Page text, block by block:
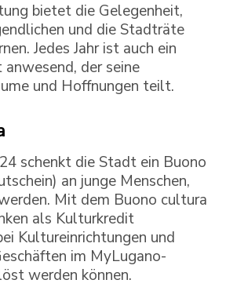
bietet die Gelegenheit,
und die Stadträte
Jedes Jahr ist auch ein
der seine
und Hoffnungen teilt.
schenkt die Stadt ein Buono
an junge Menschen,
Mit dem Buono cultura
als Kulturkredit
Kultureinrichtungen und
im MyLugano-
werden können.